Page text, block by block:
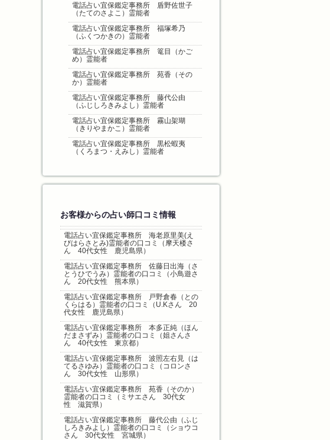
電話占い宜保鑑定事務所 盾野佐世子
（たてのさよこ）霊能者
電話占い宜保鑑定事務所 福塚希乃
（ふくつかきの）霊能者
電話占い宜保鑑定事務所 篭目（かご
め）霊能者
電話占い宜保鑑定事務所 苑香（その
か）霊能者
電話占い宜保鑑定事務所 藤代公由
（ふじしろきみよし）霊能者
電話占い宜保鑑定事務所 霧山架瑚
（きりやまかこ）霊能者
電話占い宜保鑑定事務所 黒松蝦夷
（くろまつ・えみし）霊能者
お客様からの占い師口コミ情報
電話占い宜保鑑定事務所 海老原里美(え
びはらさとみ)霊能者の口コミ（摩天楼さ
ん 40代女性 鹿児島県）
電話占い宜保鑑定事務所 佐藤日出海（さ
とうひでうみ）霊能者の口コミ（小鳥遊さ
ん 20代女性 熊本県）
電話占い宜保鑑定事務所 戸野倉春（との
くらはる）霊能者の口コミ（U.Kさん 20
代女性 鹿児島県）
電話占い宜保鑑定事務所 本多正純（ほん
だまさずみ）霊能者の口コミ（姐さんさ
ん 40代女性 東京都）
電話占い宜保鑑定事務所 波照左右見（は
てるさゆみ）霊能者の口コミ（コロンさ
ん 30代女性 山形県）
電話占い宜保鑑定事務所 苑香（そのか）
霊能者の口コミ（ミサエさん 30代女
性 滋賀県）
電話占い宜保鑑定事務所 藤代公由（ふじ
しろきみよし）霊能者の口コミ（ショウコ
さん 30代女性 宮城県）